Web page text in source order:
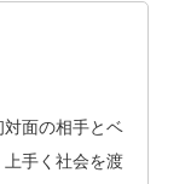
面の相手とベ
上手く社会を渡